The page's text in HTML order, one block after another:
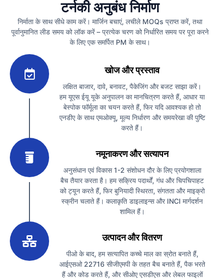
टर्नकी अनुबंध निर्माण
निर्माता के साथ सीधे काम करें। मार्जिन बचाएं, लचीले MOQs प्राप्त करें, तथा
पूर्वानुमानित लीड समय को लॉक करें – प्रत्येक चरण को निर्धारित समय पर पूरा करने
के लिए एक समर्पित PM के साथ।
खोज और प्रस्ताव
लक्षित बाजार, दावे, बनावट, पैकेजिंग और बजट साझा करें।
हम यूएस ईयू यूके अनुपालन का मानचित्रण करते हैं, आधार या
बेस्पोक फॉर्मूला का चयन करते हैं, फिर यदि आवश्यक हो तो
एनडीए के साथ एमओक्यू, मूल्य निर्धारण और समयरेखा की पुष्टि
करते हैं।
नमूनाकरण और सत्यापन
अनुसंधान एवं विकास 1-2 संशोधन दौर के लिए प्रयोगशाला
बैच तैयार करता है। हम सक्रिय पदार्थों, गंध और चिपचिपाहट
को ट्यून करते हैं, फिर बुनियादी स्थिरता, संगतता और माइक्रो
स्क्रीन चलाते हैं। कलाकृति डाइलाइन्स और INCI मार्गदर्शन
शामिल हैं।
उत्पादन और वितरण
पीओ के बाद, हम सत्यापित कच्चे माल का स्रोत बनाते हैं,
आईएसओ 22716 सीजीएमपी के तहत बैच बनाते हैं, पैक भरते
हैं और कोड करते हैं, और सीओए एसडीएस और लेबल फाइलों